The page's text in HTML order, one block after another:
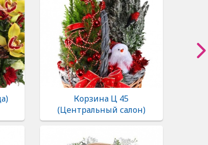
Корзина Ц 45
(Центральный салон)